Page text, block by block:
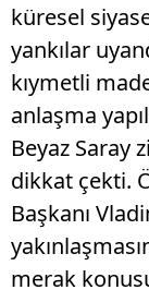
küresel
yankılar
kıymetli
anlaşma
Beyaz Saray
dikkat çekti.
Başkanı
merak